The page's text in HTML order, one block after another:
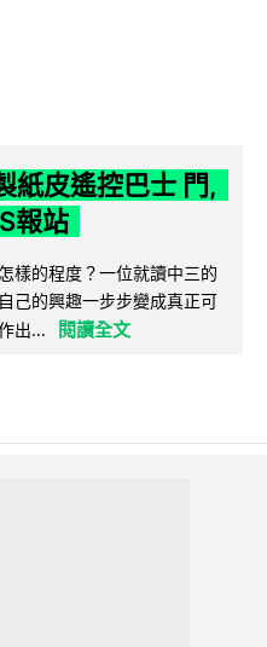
紙皮遙控巴士 門,
報站
樣的程度？一位就讀中三的
己的興趣一步步變成真正可
出...
閱讀全文